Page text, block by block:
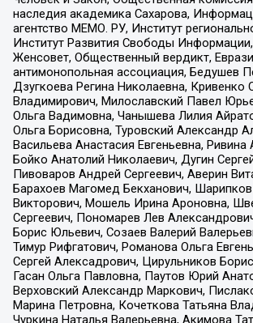
наследия академика Сахарова,
агентство МЕМО. РУ, Институт
Институт Развития Свободы
Женсовет, Общественный вердикт,
антимонопольная ассоциация, Бедушев
Дзугкоева Регина Николаевна, Кривенко
Владимирович, Милославский Павел
Ольга Вадимовна, Чанышева Лилия
Ольга Борисовна, Туровский Александр
Васильева Анастасия Евгеньевна, Ривина
Бойко Анатолий Николаевич, Дугин
Пивоваров Андрей Сергеевич, Аверин
Барахоев Магомед Бекханович,
Викторович, Мошель Ирина Ароновна,
Сергеевич, Пономарев Лев
Борис Юльевич, Созаев Валерий
Тимур Рифгатович, Романова Ольга
Сергей Алексадрович, Цирульников
Гасан Ольга Павловна, Паутов Юрий
Верховский Александр Маркович,
Марина Петровна, Кочеткова Татьяна
Чуркина Наталья Валерьевна, Акимова